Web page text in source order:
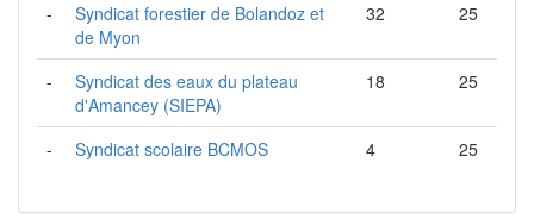
-
Syndicat forestier de Bolandoz et
de Myon
32 25
-
Syndicat des eaux du plateau
d'Amancey (SIEPA)
18 25
- Syndicat scolaire BCMOS 4 25